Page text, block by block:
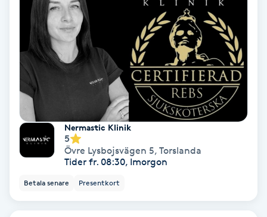
Color correction
Cryoterapi
Damklippning
Dermapen
Diamantslipning
Enzympeeling
Nermastic Klinik
5
Övre Lysbojsvägen 5, Torslanda
Tider fr. 08:30, Imorgon
Betala senare Presentkort